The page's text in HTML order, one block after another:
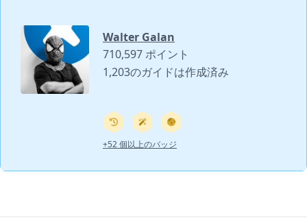
Walter Galan
710,597 ポイント
1,203のガイドは作成済み
+52 個以上のバッジ